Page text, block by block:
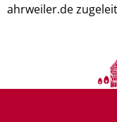
ahrweiler.de